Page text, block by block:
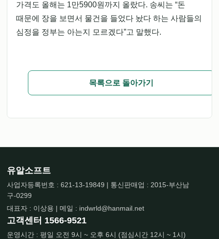
가격도 올해는 1만5900원까지 올랐다. 송씨는 “돈
때문에 장을 보면서 물건을 들었다 놨다 하는 사람들의
심정을 정부는 아는지 모르겠다”고 말했다.
목록으로 돌아가기
유알소프트
사업자등록번호 : 621-13-19849 | 통신판매업 : 2015-부산남
구-0299
대표자 : 이상용 | 메일 : indwrld@hanmail.net
고객센터 1566-9521
운영시간 : 평일 오전 9시 ~ 오후 6시 (점심시간 12시 ~ 1시)